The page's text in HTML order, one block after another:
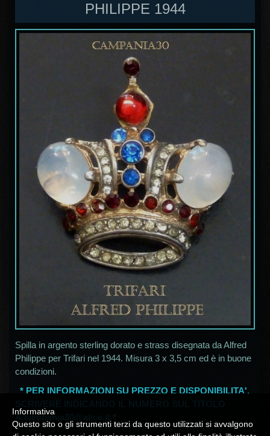
PHILIPPE 1944
Spilla in argento sterling dorato e strass disegnata da Alfred
Philippe per Trifari nel 1944. Misura 3 x 3,5 cm ed è in buone
condizioni.
* PER INFORMAZIONI SU PREZZO E DISPONIBILITA',
Acampania30@alice.it
Informativa
Questo sito o gli strumenti terzi da questo utilizzati si avvalgono